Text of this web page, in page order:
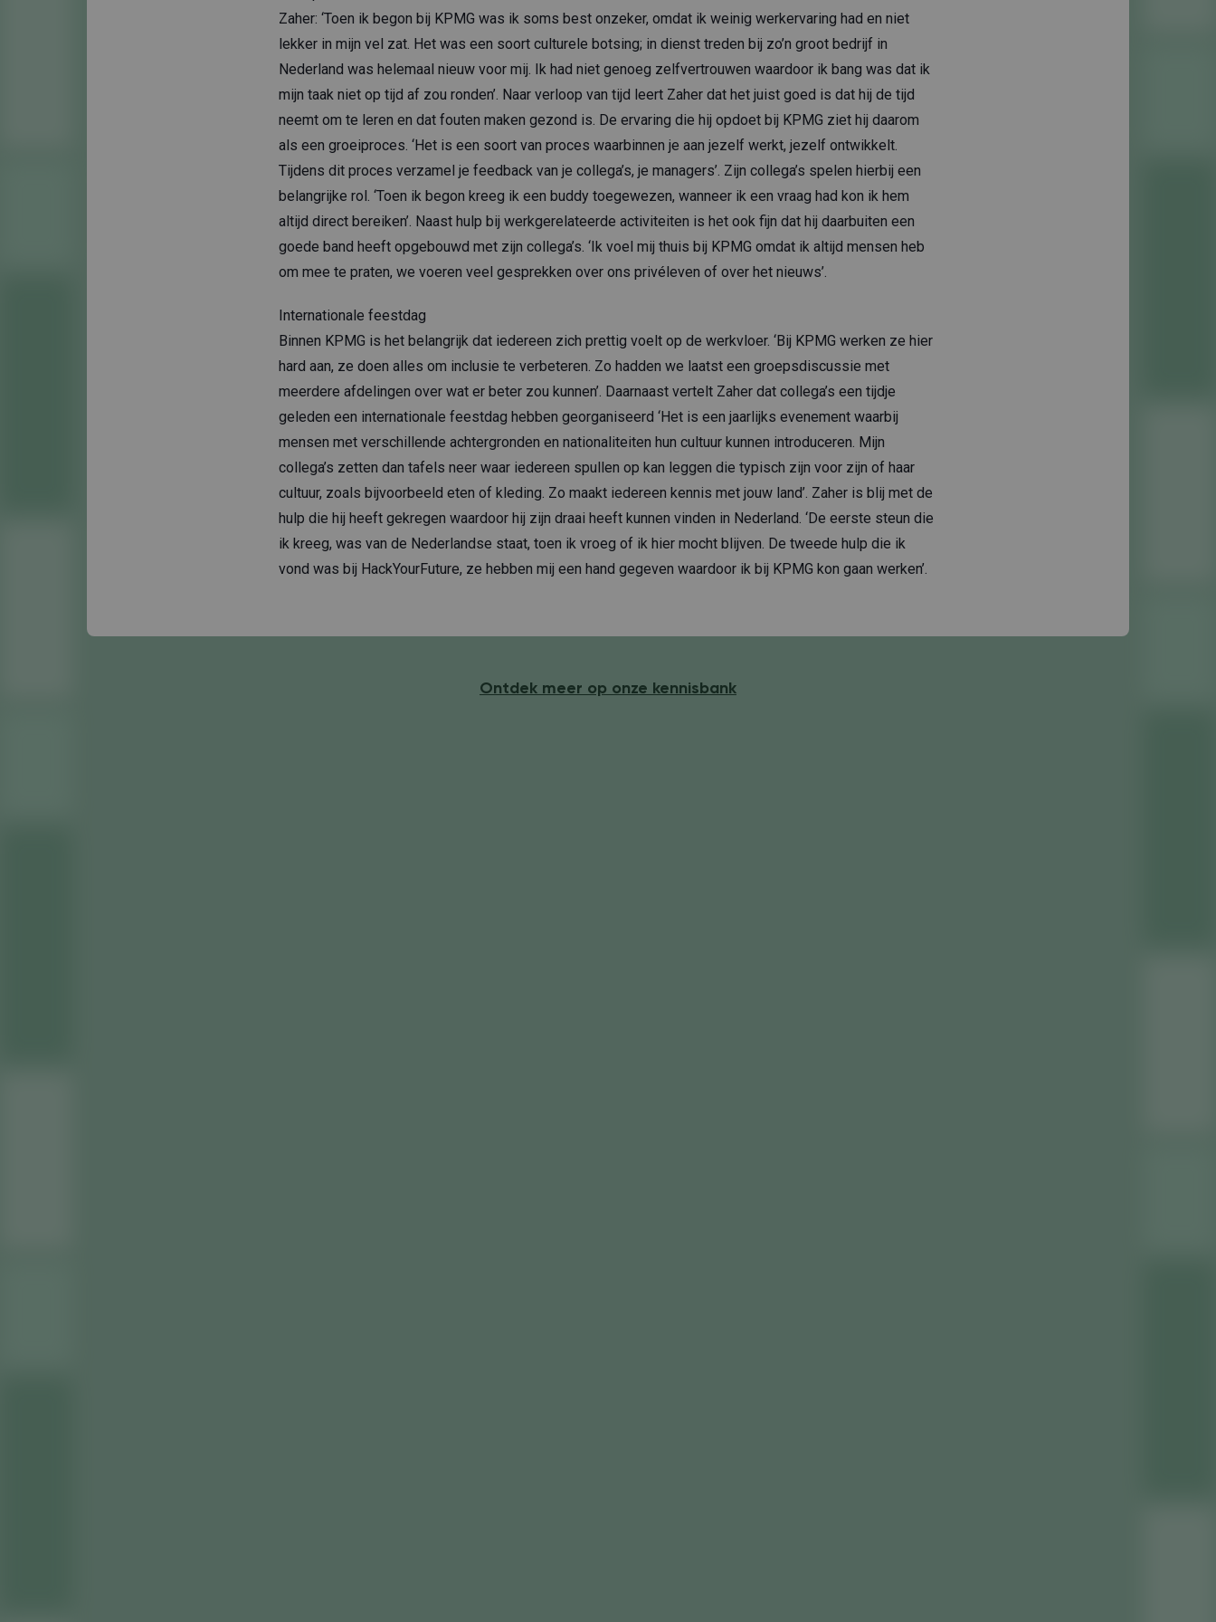
Zaher: ‘Toen ik begon bij KPMG was ik soms best onzeker, omdat ik weinig werkervaring had en niet
lekker in mijn vel zat. Het was een soort culturele botsing; in dienst treden bij zo’n groot bedrijf in
Nederland was helemaal nieuw voor mij. Ik had niet genoeg zelfvertrouwen waardoor ik bang was dat ik
mijn taak niet op tijd af zou ronden’. Naar verloop van tijd leert Zaher dat het juist goed is dat hij de tijd
neemt om te leren en dat fouten maken gezond is. De ervaring die hij opdoet bij KPMG ziet hij daarom
als een groeiproces. ‘Het is een soort van proces waarbinnen je aan jezelf werkt, jezelf ontwikkelt.
Tijdens dit proces verzamel je feedback van je collega’s, je managers’. Zijn collega’s spelen hierbij een
belangrijke rol. ‘Toen ik begon kreeg ik een buddy toegewezen, wanneer ik een vraag had kon ik hem
altijd direct bereiken’. Naast hulp bij werkgerelateerde activiteiten is het ook fijn dat hij daarbuiten een
goede band heeft opgebouwd met zijn collega’s. ‘Ik voel mij thuis bij KPMG omdat ik altijd mensen heb
om mee te praten, we voeren veel gesprekken over ons privéleven of over het nieuws’.
Internationale feestdag
Binnen KPMG is het belangrijk dat iedereen zich prettig voelt op de werkvloer. ‘Bij KPMG werken ze hier
hard aan, ze doen alles om inclusie te verbeteren. Zo hadden we laatst een groepsdiscussie met
meerdere afdelingen over wat er beter zou kunnen’. Daarnaast vertelt Zaher dat collega’s een tijdje
geleden een internationale feestdag hebben georganiseerd ‘Het is een jaarlijks evenement waarbij
mensen met verschillende achtergronden en nationaliteiten hun cultuur kunnen introduceren. Mijn
collega’s zetten dan tafels neer waar iedereen spullen op kan leggen die typisch zijn voor zijn of haar
cultuur, zoals bijvoorbeeld eten of kleding. Zo maakt iedereen kennis met jouw land’. Zaher is blij met de
hulp die hij heeft gekregen waardoor hij zijn draai heeft kunnen vinden in Nederland. ‘De eerste steun die
ik kreeg, was van de Nederlandse staat, toen ik vroeg of ik hier mocht blijven. De tweede hulp die ik
vond was bij HackYourFuture, ze hebben mij een hand gegeven waardoor ik bij KPMG kon gaan werken’.
Ontdek meer op onze kennisbank